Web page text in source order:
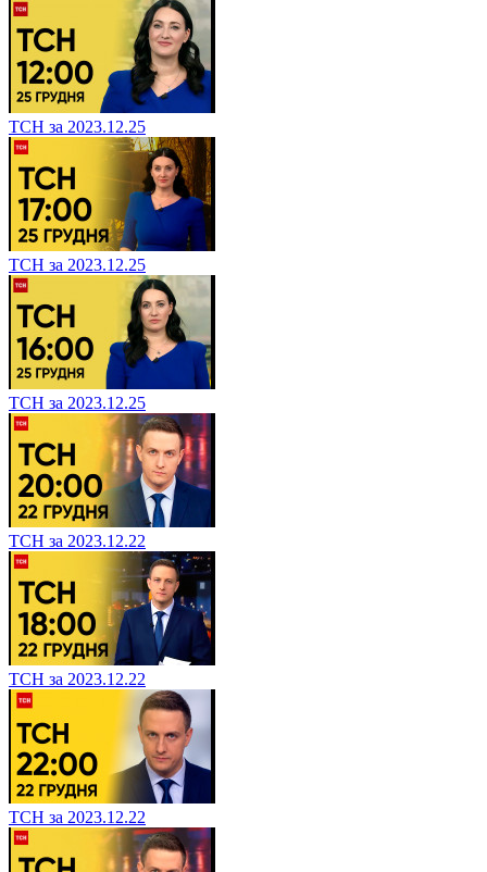
ТСН за 2023.12.25
ТСН за 2023.12.25
ТСН за 2023.12.25
ТСН за 2023.12.22
ТСН за 2023.12.22
ТСН за 2023.12.22